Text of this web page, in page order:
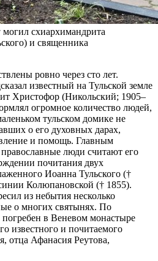
схиархимандрита
и священника
ровно через сто лет.
известный на Тульской земле
Христофор (Никольский; 1905–
огромное количество людей,
тульском домике не
о его духовных дарах,
и помощь. Главным
люди считают его
почитания двух
Иоанна Тульского (†
Колюпановской († 1855).
из небытия несколько
о многих святынях. По
в Веневом монастыре
известного и почитаемого
отца Афанасия Реутова,